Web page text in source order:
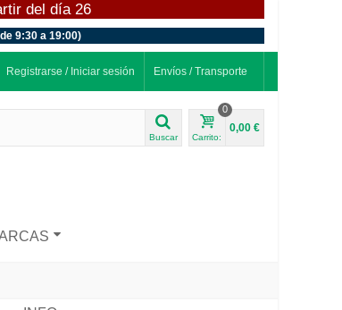
del día 26
9:30 a 19:00)
Envíos / Transporte
Registrarse / Iniciar sesión
Buscar Carrito:
0
0,00 €